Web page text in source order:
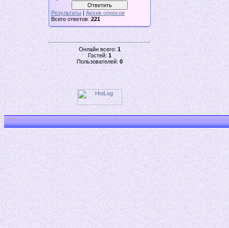
Результаты | Архив опросов
Всего ответов: 221
Онлайн всего:1
Гостей:1
Пользователей:0